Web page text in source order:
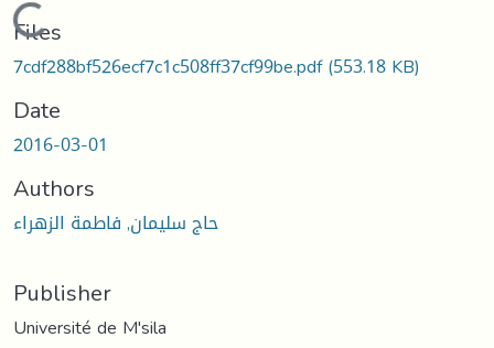
Loading...
Files
7cdf288bf526ecf7c1c508ff37cf99be.pdf(553.18 KB)
Date
2016-03-01
Authors
حاج سليمان, فاطمة الزهراء
Publisher
Université de M'sila